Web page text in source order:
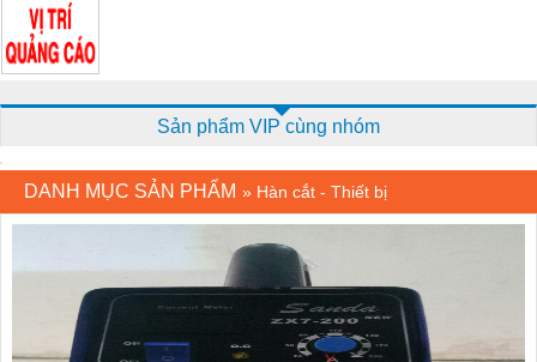
Sản phẩm VIP cùng nhóm
DANH MỤC SẢN PHẨM » Hàn cắt - Thiết bị